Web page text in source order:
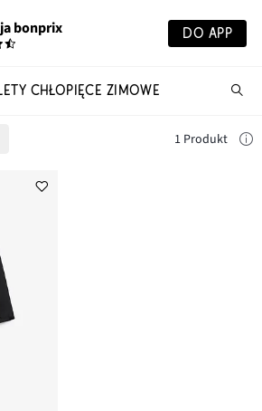
bonprix DO APP
CHŁOPIĘCE ZIMOWE
1 Produkt